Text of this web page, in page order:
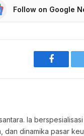
Follow on Google
Ia
dinamika pasar